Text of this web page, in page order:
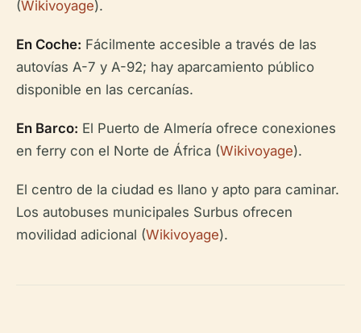
(Wikivoyage).
En Coche: Fácilmente accesible a través de las
autovías A-7 y A-92; hay aparcamiento público
disponible en las cercanías.
En Barco: El Puerto de Almería ofrece conexiones
en ferry con el Norte de África (Wikivoyage).
El centro de la ciudad es llano y apto para caminar.
Los autobuses municipales Surbus ofrecen
movilidad adicional (Wikivoyage).